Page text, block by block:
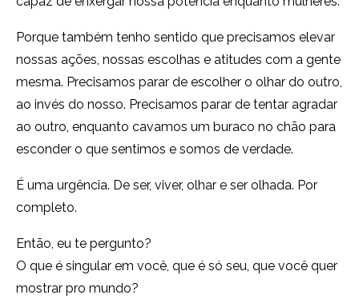
Porque também tenho sentido que precisamos elevar
nossas ações, nossas escolhas e atitudes com a gente
mesma. Precisamos parar de escolher o olhar do outro,
ao invés do nosso. Precisamos parar de tentar agradar
ao outro, enquanto cavamos um buraco no chão para
esconder o que sentimos e somos de verdade.
É uma urgência. De ser, viver, olhar e ser olhada. Por
completo.
Então, eu te pergunto?
O que é singular em você, que é só seu, que você quer
mostrar pro mundo?